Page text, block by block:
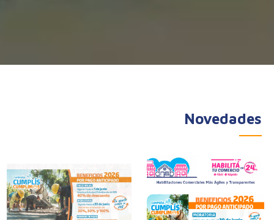
Novedades